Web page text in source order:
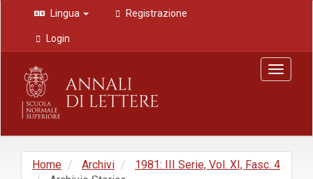
Navigazione
principale
Contenuto
principale
Barra
laterale
Lingua Registrazione
Login
Toggle
Home Archivi
1981: III Serie, Vol. XI, Fasc. 4